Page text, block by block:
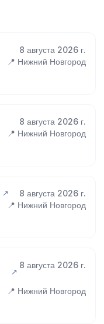
8 августа 2026 г.
📍 Нижний Новгород
8 августа 2026 г.
📍 Нижний Новгород
8 августа 2026 г.
📍 Нижний Новгород
8 августа 2026 г.
📍 Нижний Новгород